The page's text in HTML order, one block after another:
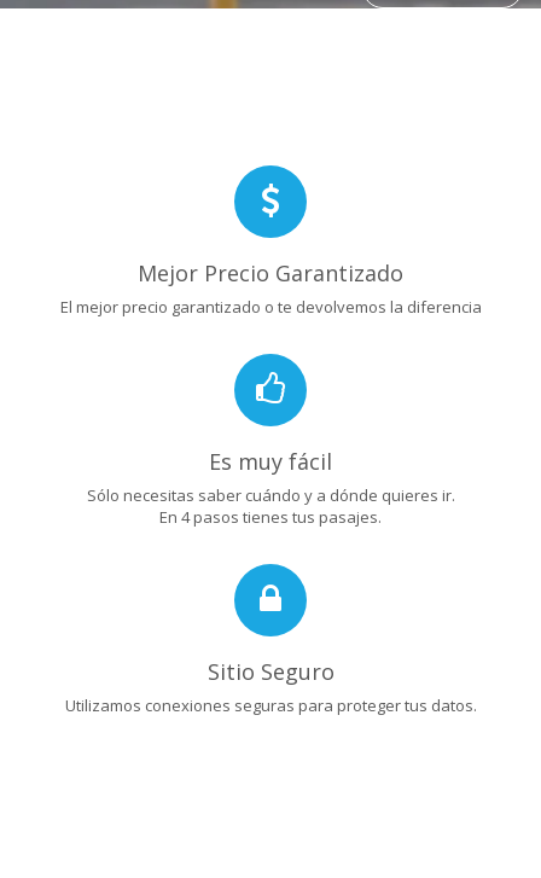
Mejor Precio Garantizado
El mejor precio garantizado o te devolvemos la diferencia
Es muy fácil
Sólo necesitas saber cuándo y a dónde quieres ir.
En 4 pasos tienes tus pasajes.
Sitio Seguro
Utilizamos conexiones seguras para proteger tus datos.